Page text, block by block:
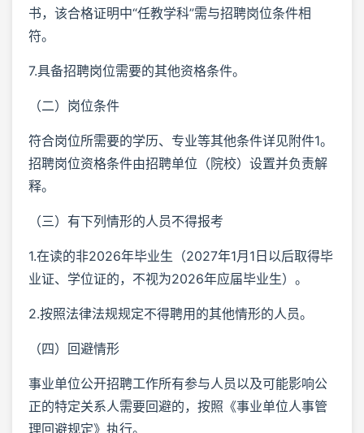
书，该合格证明中“任教学科”需与招聘岗位条件相
符。
7.具备招聘岗位需要的其他资格条件。
（二）岗位条件
符合岗位所需要的学历、专业等其他条件详见附件1。
招聘岗位资格条件由招聘单位（院校）设置并负责解
释。
（三）有下列情形的人员不得报考
1.在读的非2026年毕业生（2027年1月1日以后取得毕
业证、学位证的，不视为2026年应届毕业生）。
2.按照法律法规规定不得聘用的其他情形的人员。
（四）回避情形
事业单位公开招聘工作所有参与人员以及可能影响公
正的特定关系人需要回避的，按照《事业单位人事管
理回避规定》执行。